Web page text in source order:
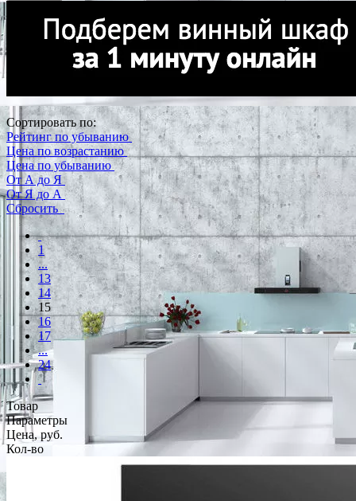
Сортировать по:
Рейтинг по убыванию
Цена по возрастанию
Цена по убыванию
От А до Я
От Я до А
Сбросить
1
...
13
14
15
16
17
...
24
Товар
Параметры
Цена, руб.
Кол-во